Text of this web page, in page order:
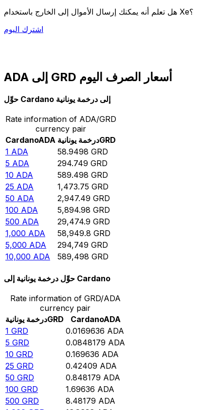
هل تعلم أنه يمكنك إرسال الأموال إلى الخارج باستخدام Xe؟
اشترك اليوم
ADA إلى GRD أسعار الصرف اليوم
حوِّل Cardano إلى درخمة يونانية
Rate information of ADA/GRD
currency pair
CardanoADA درخمة يونانيةGRD
1 ADA 58.9498 GRD
5 ADA 294.749 GRD
10 ADA 589.498 GRD
25 ADA 1,473.75 GRD
50 ADA 2,947.49 GRD
100 ADA 5,894.98 GRD
500 ADA 29,474.9 GRD
1,000 ADA 58,949.8 GRD
5,000 ADA 294,749 GRD
10,000 ADA 589,498 GRD
حوِّل درخمة يونانية إلى Cardano
Rate information of GRD/ADA
currency pair
درخمة يونانيةGRD CardanoADA
1 GRD 0.0169636 ADA
5 GRD 0.0848179 ADA
10 GRD 0.169636 ADA
25 GRD 0.42409 ADA
50 GRD 0.848179 ADA
100 GRD 1.69636 ADA
500 GRD 8.48179 ADA